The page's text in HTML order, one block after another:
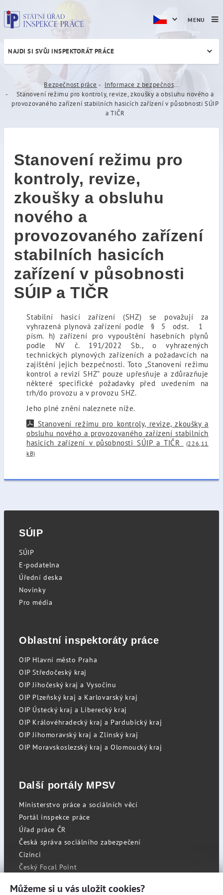
Stanovení režimu pro
NAJDI SI SVŮJ INSPEKTORÁT PRÁCE
Bezpečnost práce
Informace z bezpečnosti práce a vyhrazených technických zařízení
Stanovení režimu pro kontroly, revize, zkoušky a obsluhu nového a
provozovaného zařízení stabilních hasicích zařízení v působnosti SÚIP
a TIČR
Stanovení režimu pro
kontroly, revize,
zkoušky a obsluhu
nového a
provozovaného zařízení
stabilních hasicích
zařízení v působnosti
SÚIP a TIČR
Stabilní hasicí zařízení (SHZ) se považují za
vyhrazená plynová zařízení podle § 5 odst. 1
písm. h) zařízení pro vypouštění hasebních plynů
podle NV č. 191/2022 Sb., o vyhrazených
technických plynových zařízeních a požadavcích na
zajištění jejich bezpečnosti. Toto „Stanovení režimu
kontrol a revizí SHZ” pouze upřesňuje a zdůrazňuje
některé specifické požadavky před uvedením na
trh/do provozu a v provozu SHZ.
Jeho plné znění naleznete níže.
Stanovení režimu pro kontroly, revize, zkoušky a
obsluhu nového a provozovaného zařízení stabilních
hasicích zařízení v působnosti SÚIP a TIČR
(226,11
kB)
MENU
SÚIP
SÚIP
E-podatelna
Úřední deska
Novinky
Pro média
Oblastní inspektoráty práce
OIP Hlavní město Praha
OIP Středočeský kraj
OIP Jihočeský kraj a Vysočinu
OIP Plzeňský kraj a Karlovarský kraj
OIP Ústecký kraj a Liberecký kraj
OIP Královéhradecký kraj a Pardubický kraj
OIP Jihomoravský kraj a Zlínský kraj
OIP Moravskoslezský kraj a Olomoucký kraj
Další portály MPSV
Ministerstvo práce a sociálních věcí
Portál inspekce práce
Úřad práce ČR
Česká správa sociálního zabezpečení
Cizinci
Český Focal Point
Můžeme si u vás uložit cookies?